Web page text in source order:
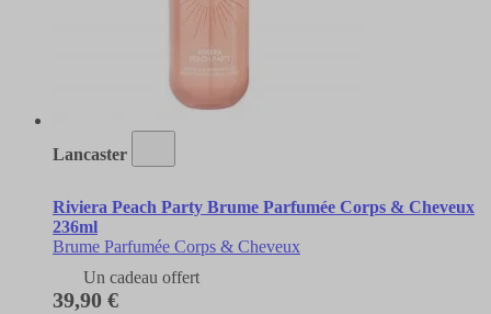
Lancaster
Riviera Peach Party Brume Parfumée Corps & Cheveux
236ml
Brume Parfumée Corps & Cheveux
Un cadeau offert
39,90 €